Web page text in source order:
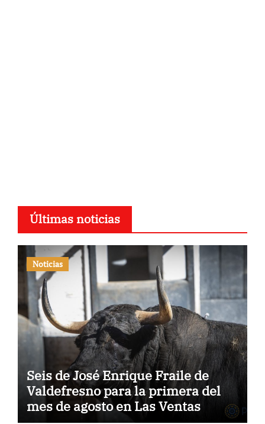
Últimas noticias
Noticias
Seis de José Enrique Fraile de
Valdefresno para la primera del
mes de agosto en Las Ventas